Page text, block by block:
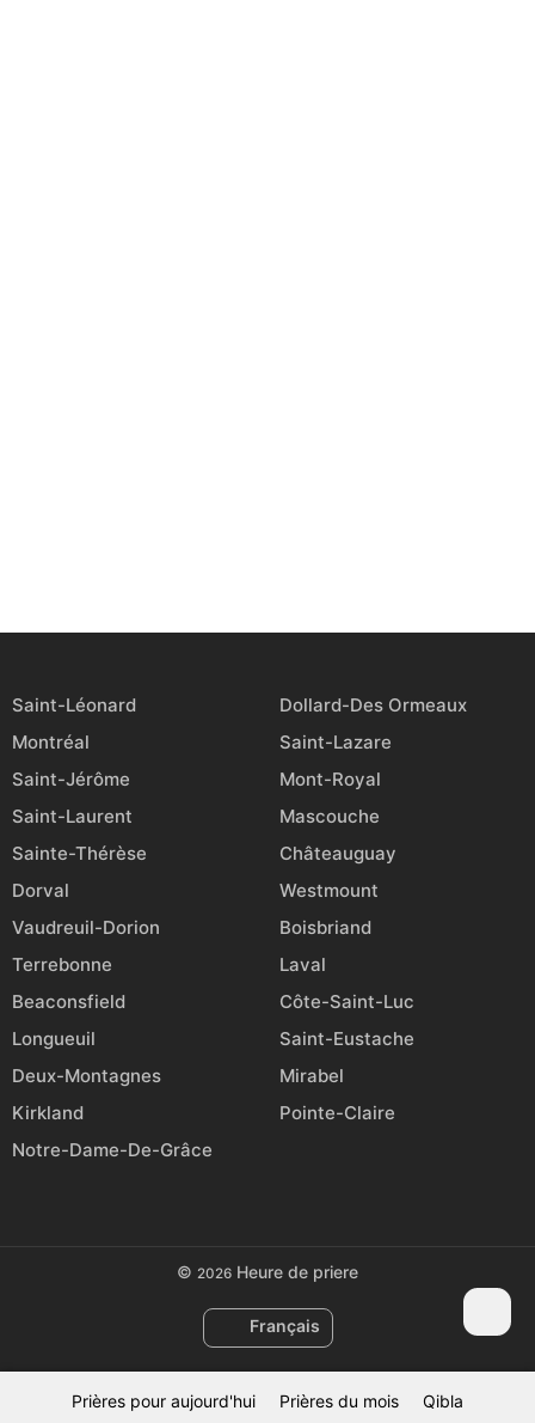
Prières pour aujourd'hui Prières du mois Qibla
Saint-Léonard
Dollard-Des Ormeaux
Montréal
Saint-Lazare
Saint-Jérôme
Mont-Royal
Saint-Laurent
Mascouche
Sainte-Thérèse
Châteauguay
Dorval
Westmount
Vaudreuil-Dorion
Boisbriand
Terrebonne
Laval
Beaconsfield
Côte-Saint-Luc
Longueuil
Saint-Eustache
Deux-Montagnes
Mirabel
Kirkland
Pointe-Claire
Notre-Dame-De-Grâce
© 2026 Heure de priere
Français